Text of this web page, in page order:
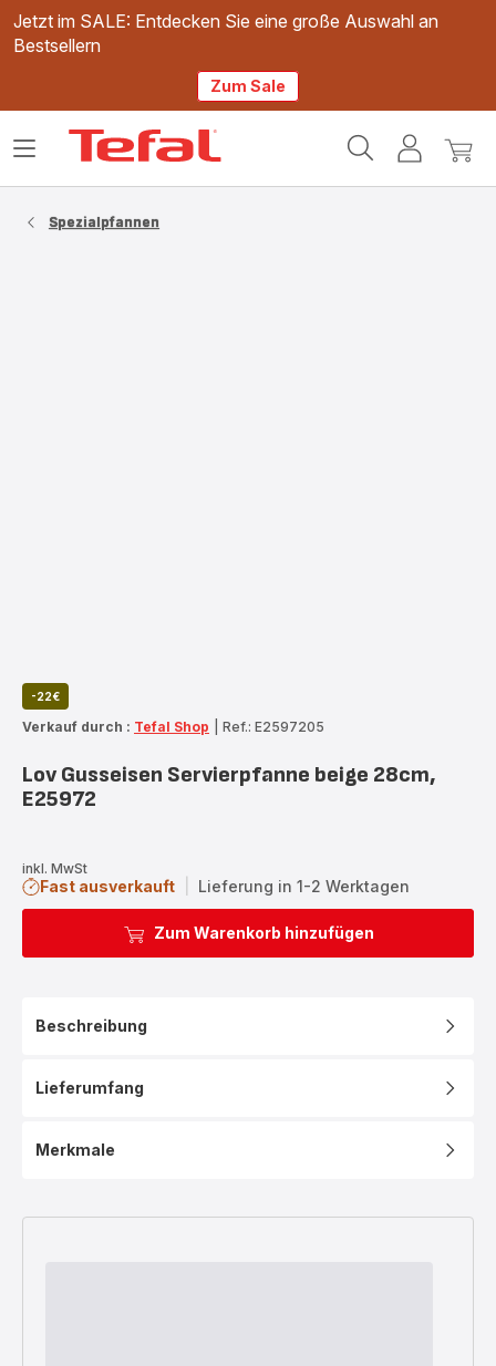
Jetzt im SALE: Entdecken Sie eine große Auswahl an
Bestsellern
Zum Sale
Mein
Mein
Das
Spezialpfannen
-22€
Verkauf durch : Tefal Shop Ref.: E2597205
Lov Gusseisen Servierpfanne beige 28cm,
E25972
inkl. MwSt
Fast ausverkauft Lieferung in 1-2 Werktagen
Zum Warenkorb hinzufügen
Beschreibung
Lieferumfang
Merkmale